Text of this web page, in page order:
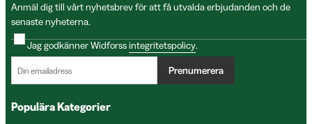
Anmäl dig till vårt nyhetsbrev för att få utvalda erbjudanden och de
senaste nyheterna.
Jag godkänner Widforssintegritetspolicy.
Prenumerera
Populära Kategorier